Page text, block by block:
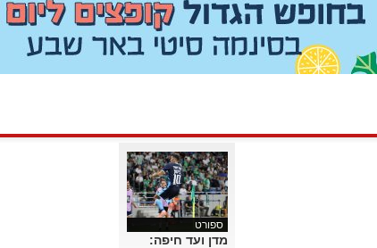
ספורט
מדן ועד חיפה: